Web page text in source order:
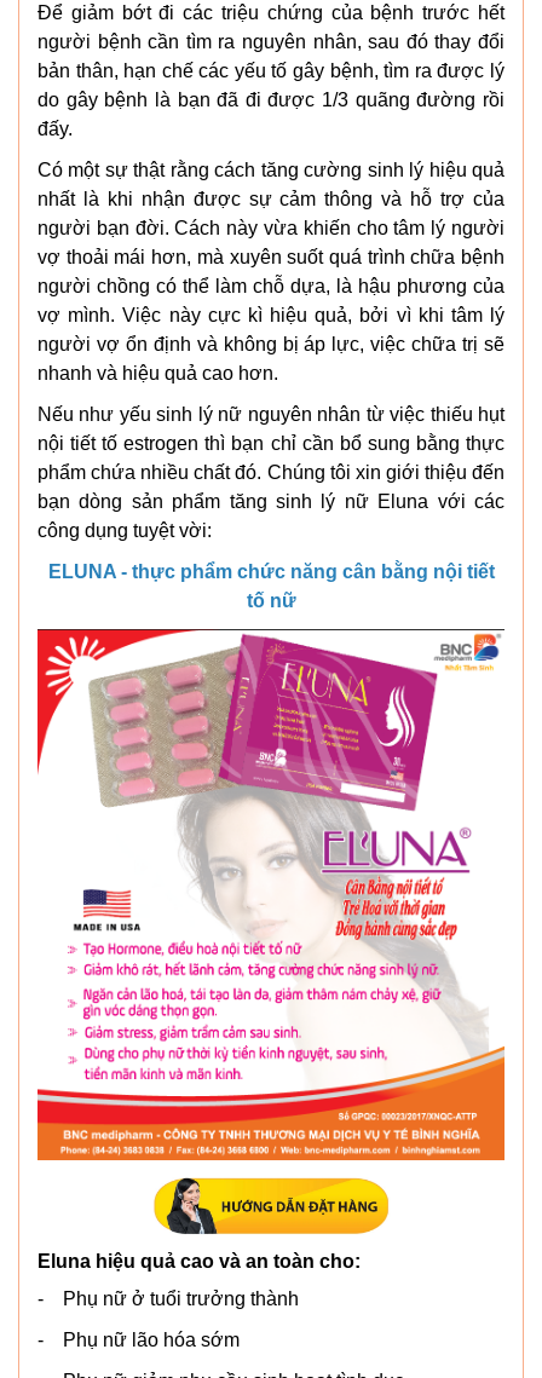
Để giảm bớt đi các triệu chứng của bệnh trước hết
người bệnh cần tìm ra nguyên nhân, sau đó thay đổi
bản thân, hạn chế các yếu tố gây bệnh, tìm ra được lý
do gây bệnh là bạn đã đi được 1/3 quãng đường rồi
đấy.
Có một sự thật rằng cách tăng cường sinh lý hiệu quả
nhất là khi nhận được sự cảm thông và hỗ trợ của
người bạn đời. Cách này vừa khiến cho tâm lý người
vợ thoải mái hơn, mà xuyên suốt quá trình chữa bệnh
người chồng có thể làm chỗ dựa, là hậu phương của
vợ mình. Việc này cực kì hiệu quả, bởi vì khi tâm lý
người vợ ổn định và không bị áp lực, việc chữa trị sẽ
nhanh và hiệu quả cao hơn.
Nếu như yếu sinh lý nữ nguyên nhân từ việc thiếu hụt
nội tiết tố estrogen thì bạn chỉ cần bổ sung bằng thực
phẩm chứa nhiều chất đó. Chúng tôi xin giới thiệu đến
bạn dòng sản phẩm tăng sinh lý nữ Eluna với các
công dụng tuyệt vời:
ELUNA - thực phẩm chức năng cân bằng nội tiết
tố nữ
Eluna hiệu quả cao và an toàn cho:
- Phụ nữ ở tuổi trưởng thành
- Phụ nữ lão hóa sớm